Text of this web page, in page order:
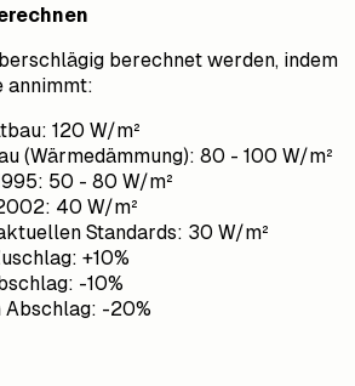
berechnet werden, indem
annimmt:
120 W/m²
(Wärmedämmung): 80 - 100 W/m²
50 - 80 W/m²
40 W/m²
Standards: 30 W/m²
+10%
-10%
Abschlag: -20%